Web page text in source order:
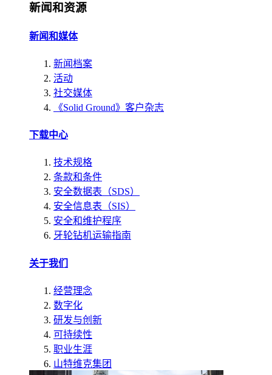
新闻和资源
新闻和媒体
新闻档案
活动
社交媒体
《Solid Ground》客户杂志
下载中心
技术规格
条款和条件
安全数据表（SDS）
安全信息表（SIS）
安全和维护程序
牙轮钻机运输指南
关于我们
经营理念
数字化
研发与创新
可持续性
职业生涯
山特维克集团